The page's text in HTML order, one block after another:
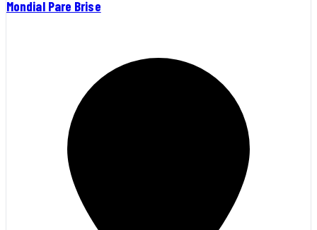
Mondial Pare Brise